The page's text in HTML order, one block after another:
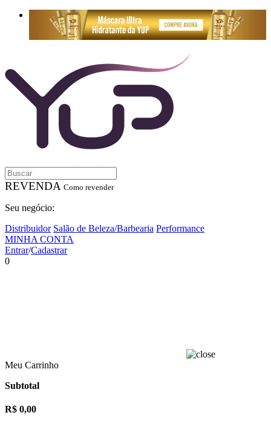
REVENDA Como revender
Seu negócio:
Distribuidor Salão de Beleza/Barbearia Performance
MINHA CONTA
Entrar/Cadastrar
0
Meu Carrinho
Subtotal
R$ 0,00